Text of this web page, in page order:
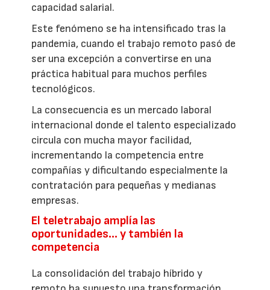
capacidad salarial.
Este fenómeno se ha intensificado tras la
pandemia, cuando el trabajo remoto pasó de
ser una excepción a convertirse en una
práctica habitual para muchos perfiles
tecnológicos.
La consecuencia es un mercado laboral
internacional donde el talento especializado
circula con mucha mayor facilidad,
incrementando la competencia entre
compañías y dificultando especialmente la
contratación para pequeñas y medianas
empresas.
El teletrabajo amplía las
oportunidades… y también la
competencia
La consolidación del trabajo híbrido y